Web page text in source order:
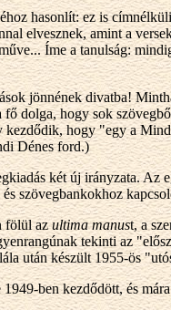
hasonlít: ez is
elvesznek, amint a
Íme a tanulság:
jönnének divatba!
fő dolga, hogy sok
kezdődik, hogy "egy a
Dénes ford.)
két új irányzata.
szövegbankokhoz
fölül azultima manust, a
tekinti az
után készült 1955-ös
ben kezdődött, és